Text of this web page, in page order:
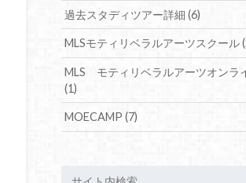
過去スタディツアー詳細(6)
MLSモティリベラルアーツスクール
MLS モティリベラルアーツオンラ
(1)
MOECAMP(7)